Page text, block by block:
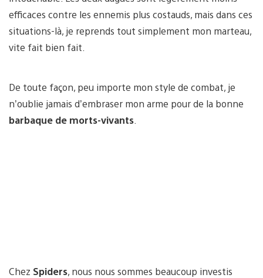
efficaces contre les ennemis plus costauds, mais dans ces
situations-là, je reprends tout simplement mon marteau,
vite fait bien fait.
De toute façon, peu importe mon style de combat, je
n’oublie jamais d’embraser mon arme pour de la bonne
barbaque de morts-vivants
Chez Spiders, nous nous sommes beaucoup investis